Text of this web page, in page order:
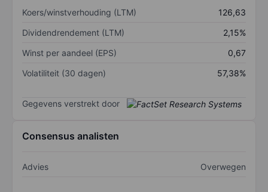
Koers/winstverhouding (LTM)
126,63
Dividendrendement (LTM)
2,15%
Winst per aandeel (EPS)
0,67
Volatiliteit (30 dagen)
57,38%
Gegevens verstrekt door
Consensus analisten
Advies Overwegen